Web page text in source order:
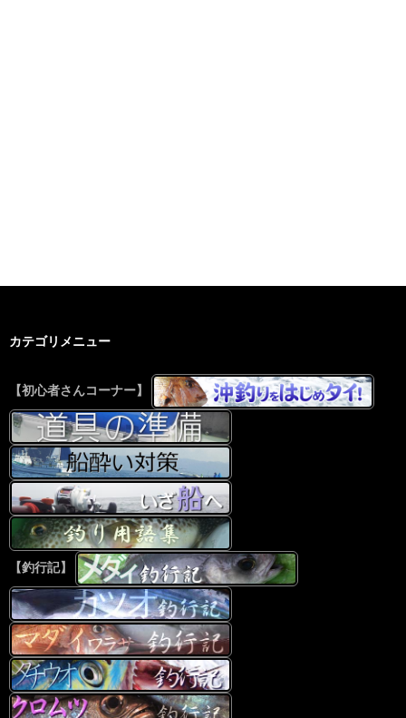
カテゴリメニュー
【初心者さんコーナー】
【釣行記】